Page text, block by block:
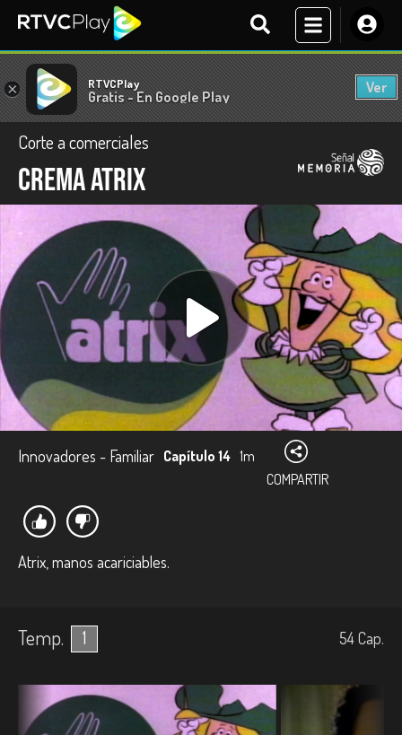
× RTVCPlay
Gratis - En Google Play
Ver
Corte a comerciales
Crema Atrix
Innovadores - Familiar Capítulo 14 1m
COMPARTIR
Atrix, manos acariciables.
Temp. 1 54Cap.